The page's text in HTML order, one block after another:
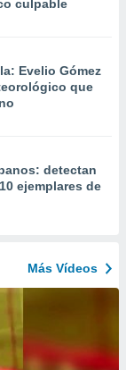
culpable
Evelio Gómez
que
detectan
ejemplares de
Más Vídeos